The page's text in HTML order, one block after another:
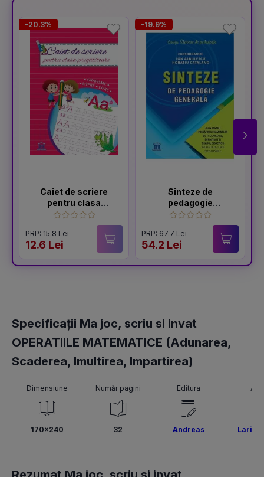
-20.3%
Caiet de scriere
pentru clasa
pregatitoare
PRP: 15.8 Lei
12.6 Lei
-19.9%
Sinteze de
pedagogie
generală: Ghid
pentru pregătirea
examenelor de
titularizare,
definitivat și gradul
PRP: 67.7 Lei
54.2 Lei
Specificații Ma joc, scriu si invat
OPERATIILE MATEMATICE (Adunarea,
Scaderea, Imultirea, Impartirea)
Dimensiune
170x240
Număr pagini
32
Editura
Andreas Larisa